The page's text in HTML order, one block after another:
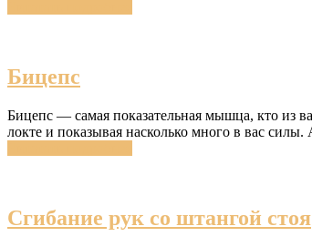
Бицепс
Бицепс — самая показательная мышца, кто из
локте и показывая насколько много в вас
Сгибание рук со штангой стоя